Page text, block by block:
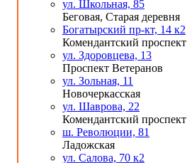
ул. Школьная, 85
Беговая, Старая деревня
Богатырский пр-кт, 14 к2
Комендантский проспект
ул. Здоровцева, 13
Проспект Ветеранов
ул. Зольная, 11
Новочеркасская
ул. Шаврова, 22
Комендантский проспект
ш. Революции, 81
Ладожская
ул. Салова, 70 к2